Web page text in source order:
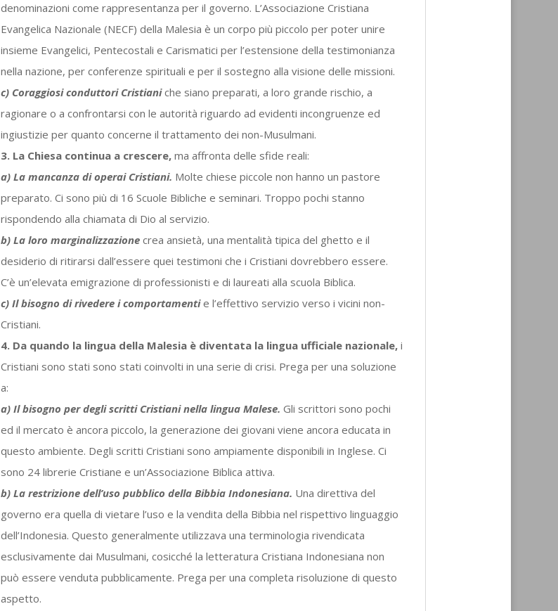
denominazioni come rappresentanza per il governo. L’Associazione Cristiana
Evangelica Nazionale (NECF) della Malesia è un corpo più piccolo per poter unire
insieme Evangelici, Pentecostali e Carismatici per l’estensione della testimonianza
nella nazione, per conferenze spirituali e per il sostegno alla visione delle missioni.
c) Coraggiosi conduttori Cristianiche siano preparati, a loro grande rischio, a
ragionare o a confrontarsi con le autorità riguardo ad evidenti incongruenze ed
ingiustizie per quanto concerne il trattamento dei non-Musulmani.
3. La Chiesa continua a crescere, ma affronta delle sfide reali:
a) La mancanza di operai Cristiani. Molte chiese piccole non hanno un pastore
preparato. Ci sono più di 16 Scuole Bibliche e seminari. Troppo pochi stanno
rispondendo alla chiamata di Dio al servizio.
b) La loro marginalizzazione crea ansietà, una mentalità tipica del ghetto e il
desiderio di ritirarsi dall’essere quei testimoni che i Cristiani dovrebbero essere.
C’è un’elevata emigrazione di professionisti e di laureati alla scuola Biblica.
c) Il bisogno di rivedere i comportamentie l’effettivo servizio verso i vicini non-
Cristiani.
4. Da quando la lingua della Malesia è diventata la lingua ufficiale nazionale, i
Cristiani sono stati sono stati coinvolti in una serie di crisi. Prega per una soluzione
a:
a) Il bisogno per degli scritti Cristiani nella lingua Malese. Gli scrittori sono pochi
ed il mercato è ancora piccolo, la generazione dei giovani viene ancora educata in
questo ambiente. Degli scritti Cristiani sono ampiamente disponibili in Inglese. Ci
sono 24 librerie Cristiane e un’Associazione Biblica attiva.
b) La restrizione dell’uso pubblico della Bibbia Indonesiana. Una direttiva del
governo era quella di vietare l’uso e la vendita della Bibbia nel rispettivo linguaggio
dell’Indonesia. Questo generalmente utilizzava una terminologia rivendicata
esclusivamente dai Musulmani, cosicché la letteratura Cristiana Indonesiana non
può essere venduta pubblicamente. Prega per una completa risoluzione di questo
aspetto.